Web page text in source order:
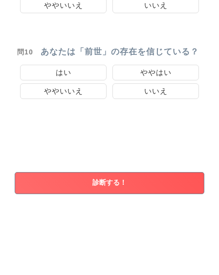
ややいいえ いいえ
問10 あなたは「前世」の存在を信じている？
はい ややはい
ややいいえ いいえ